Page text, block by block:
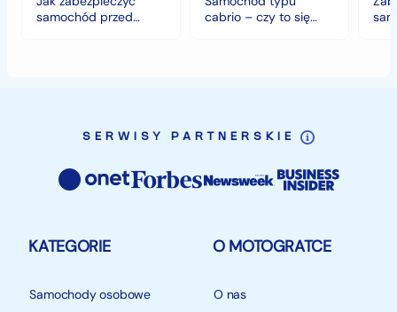
samochód przed
klimacie?
cabrio – czy to się
SERWISY PARTNERSKIE
KATEGORIE
Samochody osobowe
O MOTOGRATCE
O nas